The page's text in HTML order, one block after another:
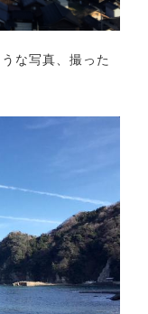
な写真、撮った